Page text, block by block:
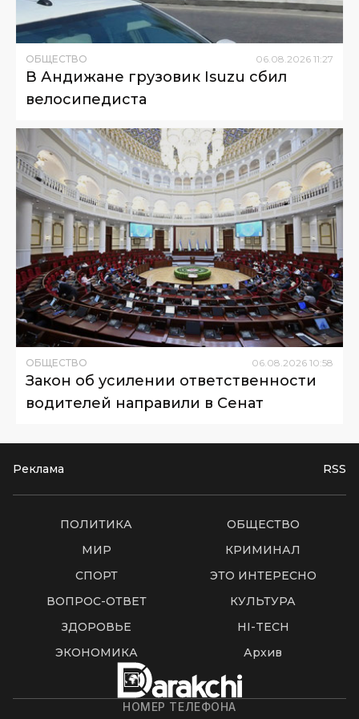
ОБЩЕСТВО 06.08.2026 11:27
В Андижане грузовик Isuzu сбил
велосипедиста
ОБЩЕСТВО 06 08 2026 10:58
Закон об усилении ответственности
водителей направили в Сенат
Реклама RSS
ПОЛИТИКА
ОБЩЕСТВО
МИР
КРИМИНАЛ
СПОРТ
ЭТО ИНТЕРЕСНО
ВОПРОС-ОТВЕТ
КУЛЬТУРА
ЗДОРОВЬЕ
HI-TECH
ЭКОНОМИКА
Архив
НОМЕР ТЕЛЕФОНА